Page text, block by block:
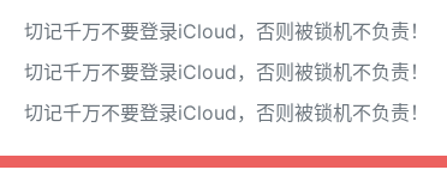
切记千万不要登录iCloud，否则被锁机不负责！
切记千万不要登录iCloud，否则被锁机不负责！
切记千万不要登录iCloud，否则被锁机不负责！